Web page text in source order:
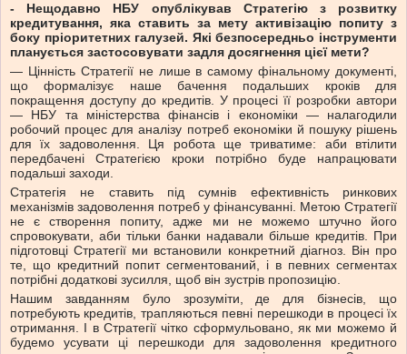
- Нещодавно НБУ опублікував Стратегію з розвитку
кредитування, яка ставить за мету активізацію попиту з
боку пріоритетних галузей. Які безпосередньо інструменти
планується застосовувати задля досягнення цієї мети?
— Цінність Стратегії не лише в самому фінальному документі,
що формалізує наше бачення подальших кроків для
покращення доступу до кредитів. У процесі її розробки автори
— НБУ та міністерства фінансів і економіки — налагодили
робочий процес для аналізу потреб економіки й пошуку рішень
для їх задоволення. Ця робота ще триватиме: аби втілити
передбачені Стратегією кроки потрібно буде напрацювати
подальші заходи.
Стратегія не ставить під сумнів ефективність ринкових
механізмів задоволення потреб у фінансуванні. Метою Стратегії
не є створення попиту, адже ми не можемо штучно його
спровокувати, аби тільки банки надавали більше кредитів. При
підготовці Стратегії ми встановили конкретний діагноз. Він про
те, що кредитний попит сегментований, і в певних сегментах
потрібні додаткові зусилля, щоб він зустрів пропозицію.
Нашим завданням було зрозуміти, де для бізнесів, що
потребують кредитів, трапляються певні перешкоди в процесі їх
отримання. І в Стратегії чітко сформульовано, як ми можемо й
будемо усувати ці перешкоди для задоволення кредитного